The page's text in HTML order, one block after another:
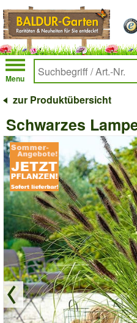
Menu
zur Produktübersicht
Schwarzes